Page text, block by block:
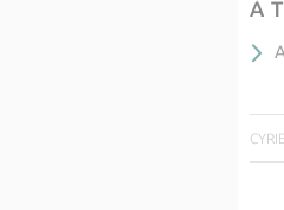
À